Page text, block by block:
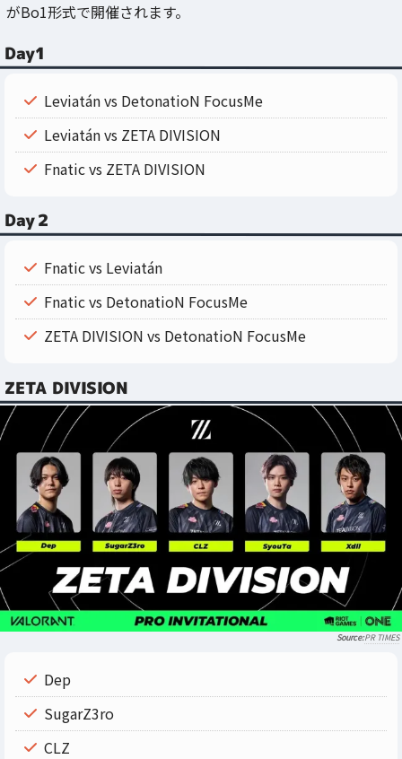
がBo1形式で開催されます。
Day1
Leviatán vs DetonatioN FocusMe
Leviatán vs ZETA DIVISION
Fnatic vs ZETA DIVISION
Day２
Fnatic vs Leviatán
Fnatic vs DetonatioN FocusMe
ZETA DIVISION vs DetonatioN FocusMe
ZETA DIVISION
PR TIMES
Dep
SugarZ3ro
CLZ